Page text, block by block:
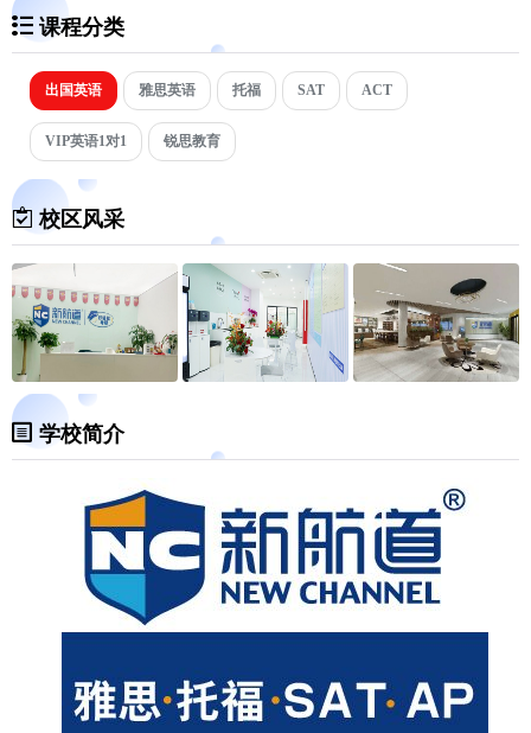
课程分类
出国英语 雅思英语 托福 SAT ACT
VIP英语1对1 锐思教育
校区风采
学校简介